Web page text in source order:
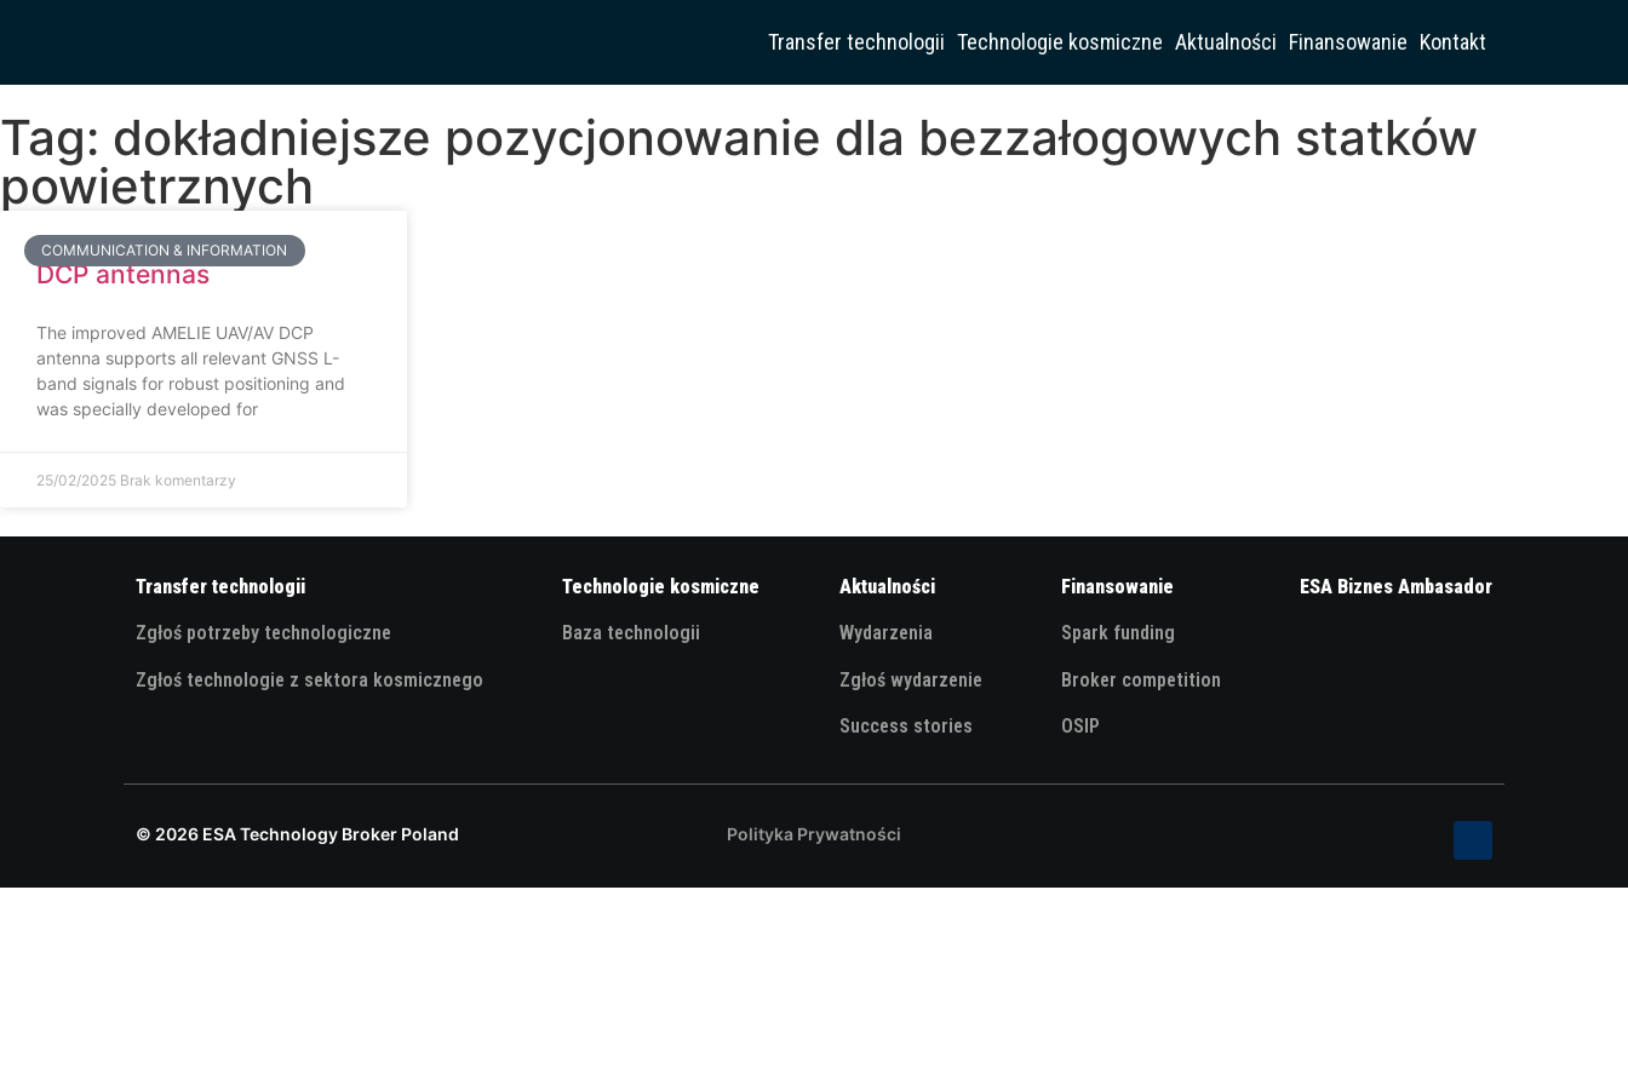
Transfer technologii Technologie kosmiczne Aktualności Finansowanie Kontakt
Tag: dokładniejsze pozycjonowanie dla bezzałogowych statków
powietrznych
COMMUNICATION & INFORMATION
DCP antennas
The improved AMELIE UAV/AV DCP
antenna supports all relevant GNSS L-
band signals for robust positioning and
was specially developed for
25/02/2025 Brak komentarzy
Transfer technologii
Zgłoś potrzeby technologiczne
Zgłoś technologie z sektora kosmicznego
Technologie kosmiczne
Baza technologii
Aktualności
Wydarzenia
Zgłoś wydarzenie
Success stories
Finansowanie
Spark funding
Broker competition
OSIP
ESA Biznes Ambasador
© 2026 ESA Technology Broker Poland Polityka Prywatności